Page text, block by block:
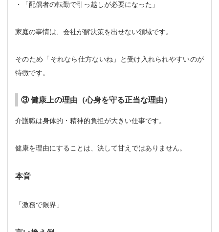
・「配偶者の転勤で引っ越しが必要になった」
家庭の事情は、会社が解決策を出せない領域です。
そのため「それなら仕方ないね」と受け入れられやすいのが
特徴です。
③ 健康上の理由（心身を守る正当な理由）
介護職は身体的・精神的負担が大きい仕事です。
健康を理由にすることは、決して甘えではありません。
本音
「激務で限界」